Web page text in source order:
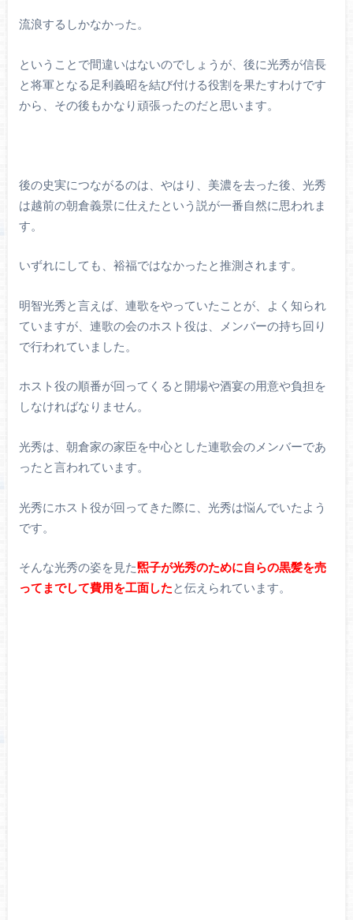
流浪するしかなかった。
ということで間違いはないのでしょうが、後に光秀が信長
と将軍となる足利義昭を結び付ける役割を果たすわけです
から、その後もかなり頑張ったのだと思います。
後の史実につながるのは、やはり、美濃を去った後、光秀
は越前の朝倉義景に仕えたという説が一番自然に思われま
す。
いずれにしても、裕福ではなかったと推測されます。
明智光秀と言えば、連歌をやっていたことが、よく知られ
ていますが、連歌の会のホスト役は、メンバーの持ち回り
で行われていました。
ホスト役の順番が回ってくると開場や酒宴の用意や負担を
しなければなりません。
光秀は、朝倉家の家臣を中心とした連歌会のメンバーであ
ったと言われています。
光秀にホスト役が回ってきた際に、光秀は悩んでいたよう
です。
そんな光秀の姿を見た煕子が光秀のために自らの黒髪を売
ってまでして費用を工面したと伝えられています。